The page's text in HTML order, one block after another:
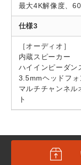
最大4K解像度、
仕様3
［オーディオ］
内蔵スピーカー
ハイインピーダン
3.5mmヘッドフォ
マルチチャンネル
ト